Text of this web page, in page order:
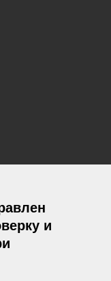
и